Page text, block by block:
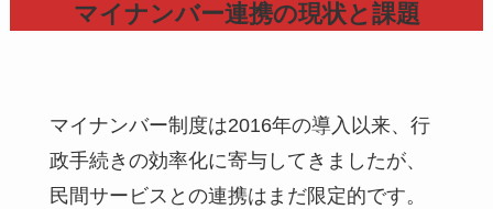
マイナンバー連携の現状と課題
マイナンバー制度は2016年の導入以来、行
政手続きの効率化に寄与してきましたが、
民間サービスとの連携はまだ限定的です。